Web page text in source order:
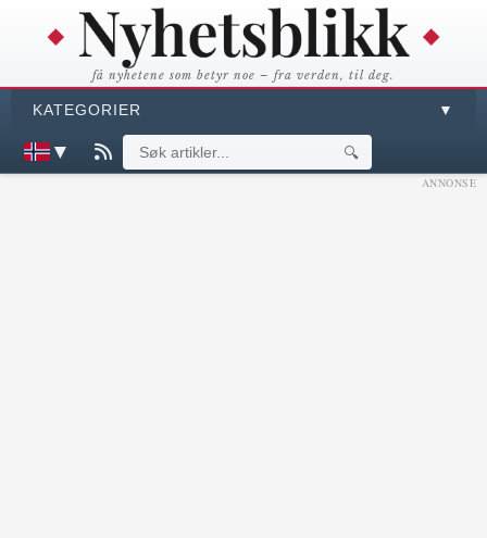
få nyhetene som betyr noe – fra verden, til deg.
KATEGORIER ▼
▼ 🔍
ANNONSE